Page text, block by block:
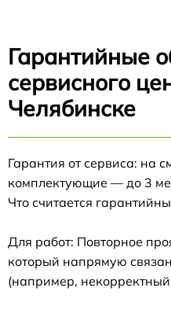
Гарантийные
сервисного
Челябинске
Гарантия от сервиса: на
комплектующие — до 3
Что считается
Для работ: Повторное
который напрямую
(например,